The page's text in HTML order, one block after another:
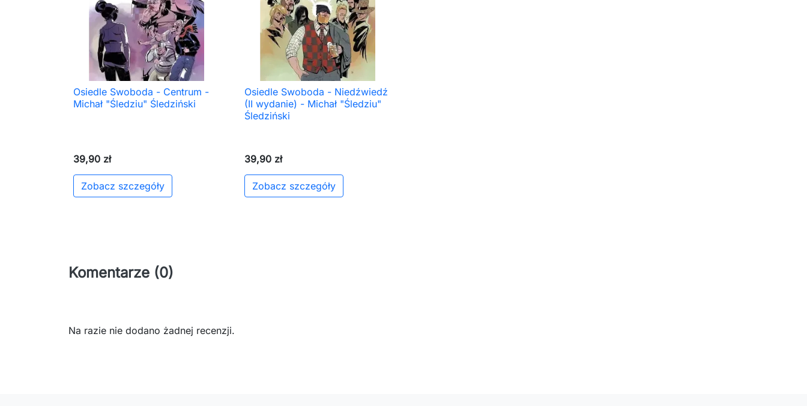
 Szybki podgląd
Osiedle Swoboda - Centrum -
Michał "Śledziu" Śledziński
39,90 zł
Zobacz szczegóły
 Szybki podgląd
Osiedle Swoboda - Niedźwiedź
(II wydanie) - Michał "Śledziu"
Śledziński
39,90 zł
Zobacz szczegóły
Komentarze (0)
Na razie nie dodano żadnej recenzji.